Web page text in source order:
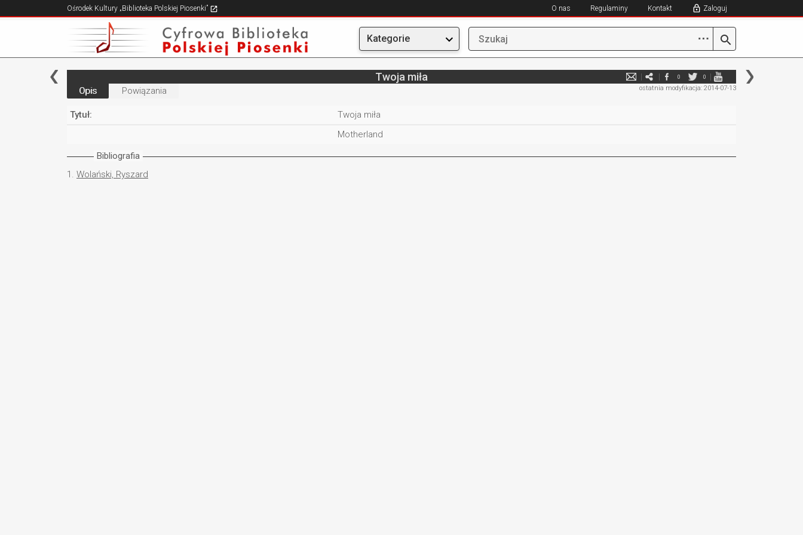
Ośrodek Kultury „Biblioteka Polskiej Piosenki” O nas Regulaminy Kontakt Zaloguj
Kategorie ⋯
Twoja miła 0 0
ostatnia modyfikacja: 2014-07-13
Opis Powiązania
Tytuł:
Twoja miła
Motherland
Bibliografia
1. Wolański, Ryszard